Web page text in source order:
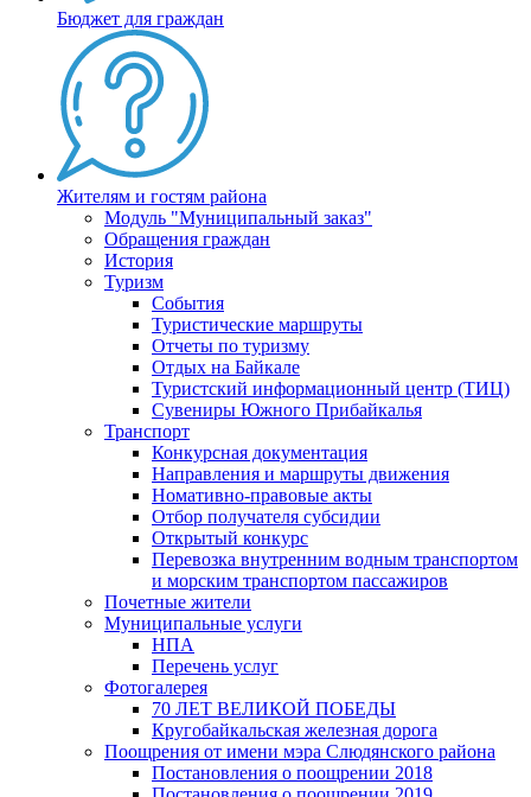
Бюджет для граждан
Жителям и гостям района
Модуль "Муниципальный заказ"
Обращения граждан
История
Туризм
События
Туристические маршруты
Отчеты по туризму
Отдых на Байкале
Туристский информационный центр (ТИЦ)
Сувениры Южного Прибайкалья
Транспорт
Конкурсная документация
Направления и маршруты движения
Номативно-правовые акты
Отбор получателя субсидии
Открытый конкурс
Перевозка внутренним водным транспортом
и морским транспортом пассажиров
Почетные жители
Муниципальные услуги
НПА
Перечень услуг
Фотогалерея
70 ЛЕТ ВЕЛИКОЙ ПОБЕДЫ
Кругобайкальская железная дорога
Поощрения от имени мэра Слюдянского района
Постановления о поощрении 2018